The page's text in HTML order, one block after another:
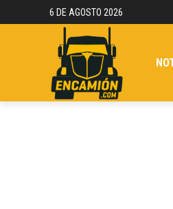
6 DE AGOSTO 2026